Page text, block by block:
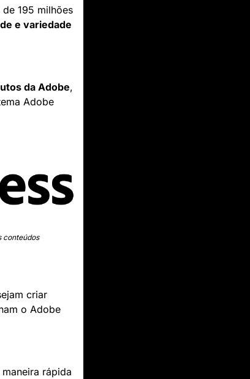
195 milhões
e variedade
da Adobe,
Adobe
conteúdos
criar
o Adobe
rápida